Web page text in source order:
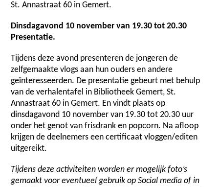
St. Annastraat 60 in Gemert.
Dinsdagavond 10 november van 19.30 tot 20.30
Presentatie.
Tijdens deze avond presenteren de jongeren de
zelfgemaakte vlogs aan hun ouders en andere
geïnteresseerden. De presentatie gebeurt met behulp
van de verhalentafel in Bibliotheek Gemert, St.
Annastraat 60 in Gemert. En vindt plaats op
dinsdagavond 10 november van 19.30 tot 20.30 uur
onder het genot van frisdrank en popcorn. Na afloop
krijgen de deelnemers een certificaat vloggen/editen
uitgereikt.
Tijdens deze activiteiten worden er mogelijk foto’s
gemaakt voor eventueel gebruik op Social media of in